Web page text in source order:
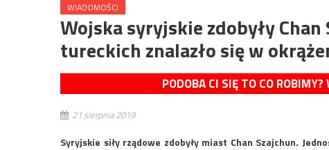
WIADOMOŚCI
Wojska syryjskie zdobyły
tureckich znalazło się w
PODOBA CI SIĘ TO CO
21 sierpnia 2019
Syryjskie siły rządowe zdobyły miast Chan Szajchun.